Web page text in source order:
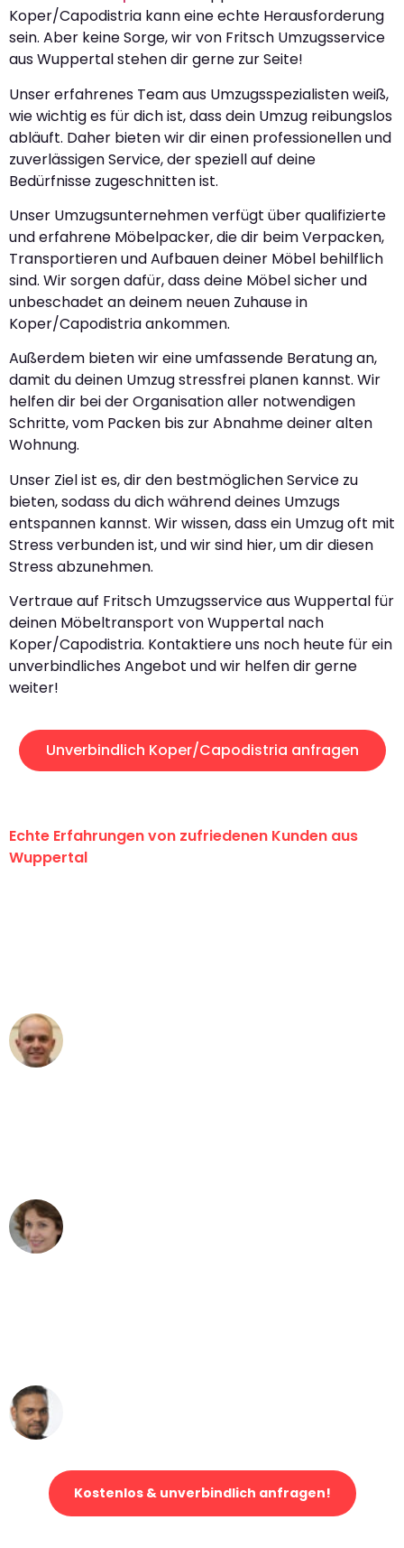
Koper/Capodistria kann eine echte Herausforderung
sein. Aber keine Sorge, wir von Fritsch Umzugsservice
aus Wuppertal stehen dir gerne zur Seite!
Unser erfahrenes Team aus Umzugsspezialisten weiß,
wie wichtig es für dich ist, dass dein Umzug reibungslos
abläuft. Daher bieten wir dir einen professionellen und
zuverlässigen Service, der speziell auf deine
Bedürfnisse zugeschnitten ist.
Unser Umzugsunternehmen verfügt über qualifizierte
und erfahrene Möbelpacker, die dir beim Verpacken,
Transportieren und Aufbauen deiner Möbel behilflich
sind. Wir sorgen dafür, dass deine Möbel sicher und
unbeschadet an deinem neuen Zuhause in
Koper/Capodistria ankommen.
Außerdem bieten wir eine umfassende Beratung an,
damit du deinen Umzug stressfrei planen kannst. Wir
helfen dir bei der Organisation aller notwendigen
Schritte, vom Packen bis zur Abnahme deiner alten
Wohnung.
Unser Ziel ist es, dir den bestmöglichen Service zu
bieten, sodass du dich während deines Umzugs
entspannen kannst. Wir wissen, dass ein Umzug oft mit
Stress verbunden ist, und wir sind hier, um dir diesen
Stress abzunehmen.
Vertraue auf Fritsch Umzugsservice aus Wuppertal für
deinen Möbeltransport von Wuppertal nach
Koper/Capodistria. Kontaktiere uns noch heute für ein
unverbindliches Angebot und wir helfen dir gerne
weiter!
Unverbindlich Koper/Capodistria anfragen
Echte Erfahrungen von zufriedenen Kunden aus
Wuppertal
Kostenlos & unverbindlich anfragen!